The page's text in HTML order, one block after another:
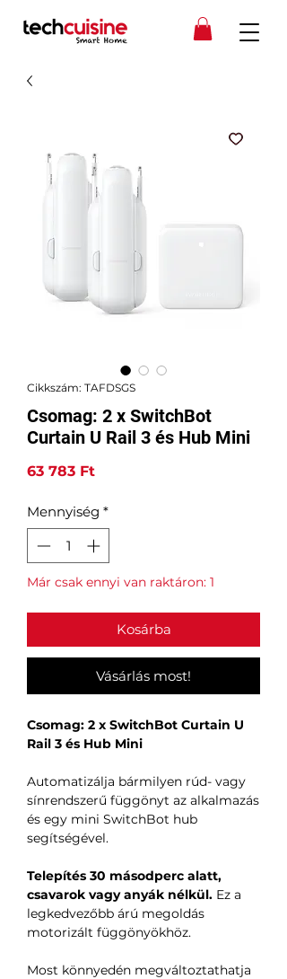
Cikkszám: TAFDSGS
Csomag: 2 x SwitchBot
Curtain U Rail 3 és Hub Mini
63 783 FtÁr
Mennyiség *
Már csak ennyi van raktáron: 1
Kosárba
Vásárlás most!
Csomag: 2 x SwitchBot Curtain U
Rail 3 és Hub Mini
Automatizálja bármilyen rúd- vagy
sínrendszerű függönyt az alkalmazás
és egy mini SwitchBot hub
segítségével.
Telepítés 30 másodperc alatt,
csavarok vagy anyák nélkül. Ez a
legkedvezőbb árú megoldás
motorizált függönyökhöz.
Most könnyedén megváltoztathatja